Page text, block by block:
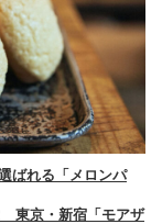
ばれる「メロンパ
東京・新宿「モアザ